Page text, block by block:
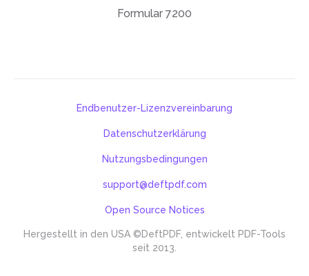
Formular 7200
Hergestellt in den USA ©DeftPDF, entwickelt PDF-Tools
seit 2013.
Endbenutzer-Lizenzvereinbarung
Datenschutzerklärung
Nutzungsbedingungen
support@deftpdf.com
Open Source Notices